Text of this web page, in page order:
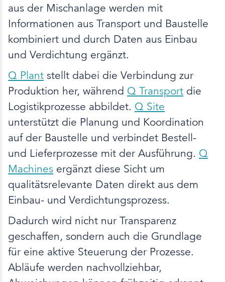
aus der Mischanlage werden mit
Informationen aus Transport und Baustelle
kombiniert und durch Daten aus Einbau
und Verdichtung ergänzt.
Q Plant stellt dabei die Verbindung zur
Produktion her, während Q Transport die
Logistikprozesse abbildet. Q Site
unterstützt die Planung und Koordination
auf der Baustelle und verbindet Bestell-
und Lieferprozesse mit der Ausführung. Q
Machines ergänzt diese Sicht um
qualitätsrelevante Daten direkt aus dem
Einbau- und Verdichtungsprozess.
Dadurch wird nicht nur Transparenz
geschaffen, sondern auch die Grundlage
für eine aktive Steuerung der Prozesse.
Abläufe werden nachvollziehbar,